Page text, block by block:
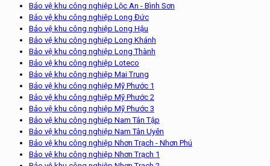
Bảo vệ khu công nghiệp Lộc An - Bình Sơn
Bảo vệ khu công nghiệp Long Đức
Bảo vệ khu công nghiệp Long Hậu
Bảo vệ khu công nghiệp Long Khánh
Bảo vệ khu công nghiệp Long Thành
Bảo vệ khu công nghiệp Loteco
Bảo vệ khu công nghiệp Mai Trung
Bảo vệ khu công nghiệp Mỹ Phước 1
Bảo vệ khu công nghiệp Mỹ Phước 2
Bảo vệ khu công nghiệp Mỹ Phước 3
Bảo vệ khu công nghiệp Nam Tân Tập
Bảo vệ khu công nghiệp Nam Tân Uyên
Bảo vệ khu công nghiệp Nhơn Trạch - Nhơn Phú
Bảo vệ khu công nghiệp Nhơn Trạch 1